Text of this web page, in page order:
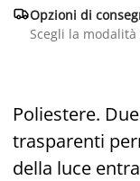
Opzioni di
Scegli la
Poliestere.
trasparenti
della luce